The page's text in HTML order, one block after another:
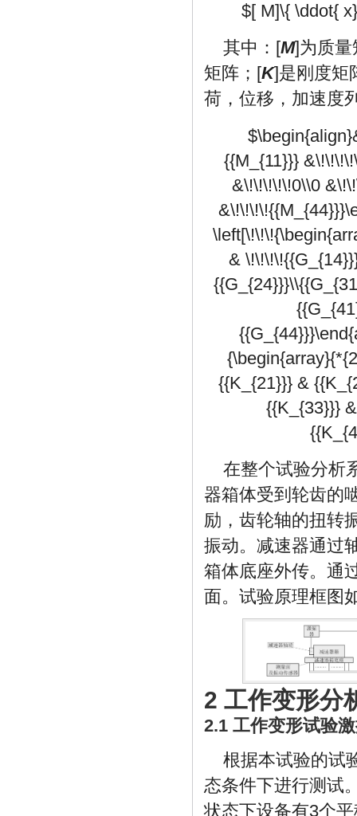
$[ M]\{ \ddot{
其中：[M]为质量
矩阵；[K]是刚度矩
荷，位移，加速度
{{M_{11}}}
&\!\!\!\!\!0\\0
&
{{K_{21}}} &
{{K_{33}}}
在整个试验分析
器箱体受到轮齿的
励，齿轮轴的扭转
振动。减速器通过
箱体底座外传。通
面。试验原理框图
2 工作变形分
2.1 工作变形试验
根据本试验的试
态条件下进行测试
状态下设备有3个